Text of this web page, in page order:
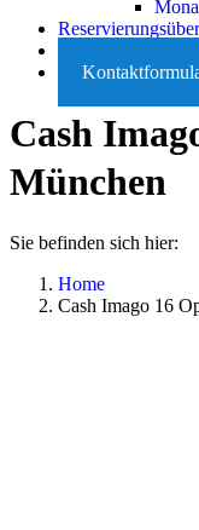
Cash
München
Sie befinden sich hier:
Home
Cash Imago 16